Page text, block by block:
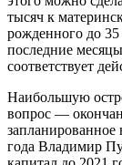
тысяч к
рожденного до 35
последние
соответствует
Наибольшую
вопрос —
запланированное
года Владимир